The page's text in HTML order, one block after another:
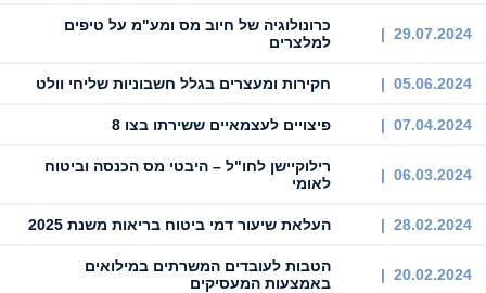
29.07.2024 |
כרונולוגיה של חיוב מס ומע"מ על טיפים
למלצרים
05.06.2024 | חקירות ומעצרים בגלל חשבוניות שליחי וולט
07.04.2024 | פיצויים לעצמאיים ששירתו בצו 8
06.03.2024 |
רילוקיישן לחו"ל – היבטי מס הכנסה וביטוח
לאומי
28.02.2024 | העלאת שיעור דמי ביטוח בריאות משנת 2025
20.02.2024 |
הטבות לעובדים המשרתים במילואים
באמצעות המעסיקים